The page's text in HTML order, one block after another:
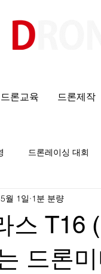
드론교육 드론제작
드론레이싱 대회
스 T16
드론
월 1일 1분 분량